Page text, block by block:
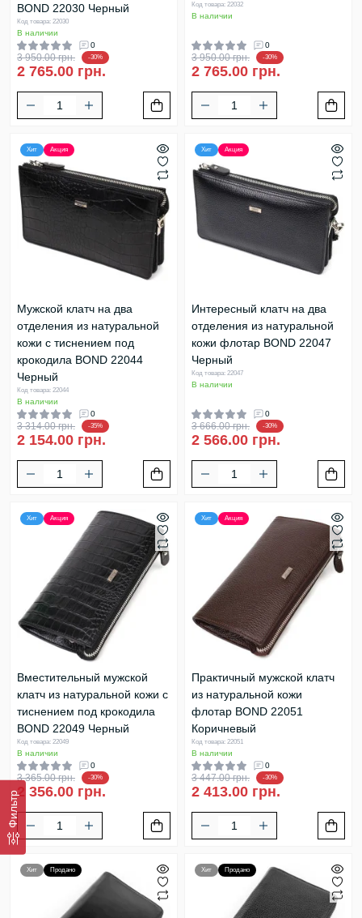
Фильтр
BOND 22030 Черный
Код товара: 22030
В наличии
0
3 950.00 грн. -30%
2 765.00 грн.
Код товара: 22032
В наличии
0
3 950.00 грн. -30%
2 765.00 грн.
Хит Акция
Мужской клатч на два
отделения из натуральной
кожи с тиснением под
крокодила BOND 22044
Черный
Код товара: 22044
В наличии
0
3 314.00 грн. -35%
2 154.00 грн.
Хит Акция
Интересный клатч на два
отделения из натуральной
кожи флотар BOND 22047
Черный
Код товара: 22047
В наличии
0
3 666.00 грн. -30%
2 566.00 грн.
Хит Акция
Вместительный мужской
клатч из натуральной кожи с
тиснением под крокодила
BOND 22049 Черный
Код товара: 22049
В наличии
0
3 365.00 грн. -30%
2 356.00 грн.
Хит Акция
Практичный мужской клатч
из натуральной кожи
флотар BOND 22051
Коричневый
Код товара: 22051
В наличии
0
3 447.00 грн. -30%
2 413.00 грн.
Хит Продано Хит Продано